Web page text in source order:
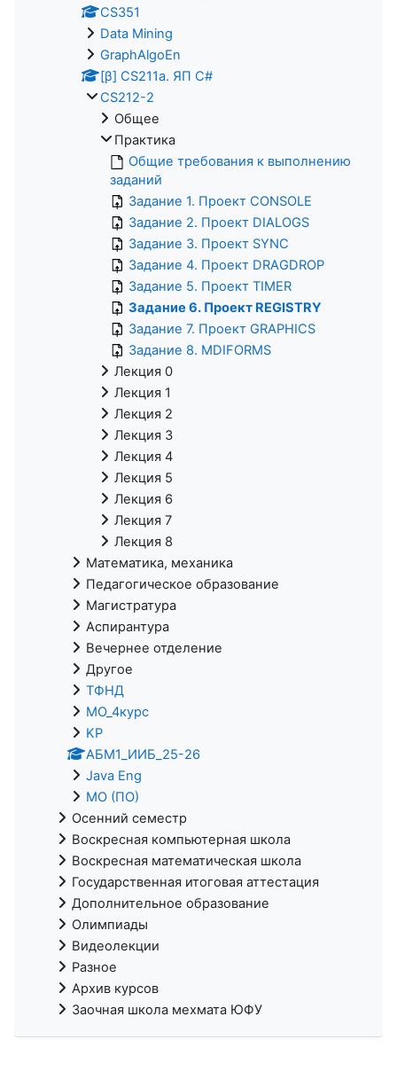
CS351
Data Mining
GraphAlgoEn
[β] CS211a. ЯП С#
CS212-2
Общее
Практика
Общие требования к выполнению
заданий
Задание 1. Проект CONSOLE
Задание 2. Проект DIALOGS
Задание 3. Проект SYNC
Задание 4. Проект DRAGDROP
Задание 5. Проект TIMER
Задание 6. Проект REGISTRY
Задание 7. Проект GRAPHICS
Задание 8. MDIFORMS
Лекция 0
Лекция 1
Лекция 2
Лекция 3
Лекция 4
Лекция 5
Лекция 6
Лекция 7
Лекция 8
Математика, механика
Педагогическое образование
Магистратура
Аспирантура
Вечернее отделение
Другое
ТФНД
МО_4курс
KP
АБМ1_ИИБ_25-26
Java Eng
МО (ПО)
Осенний семестр
Воскресная компьютерная школа
Воскресная математическая школа
Государственная итоговая аттестация
Дополнительное образование
Олимпиады
Видеолекции
Разное
Архив курсов
Заочная школа мехмата ЮФУ